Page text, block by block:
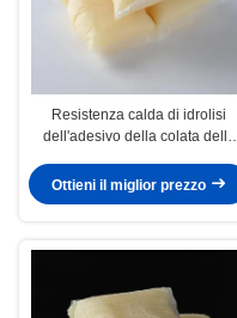
Resistenza calda di idrolisi
dell'adesivo della colata della
dopo il composto
Ottieni il miglior prezzo